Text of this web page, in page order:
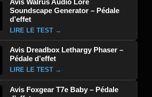
Soundscape Generator – Pédale
d’effet
LIRE LE TEST →
Avis Dreadbox Lethargy Phaser –
Pédale d’effet
LIRE LE TEST →
Avis Foxgear T7e Baby – Pédale